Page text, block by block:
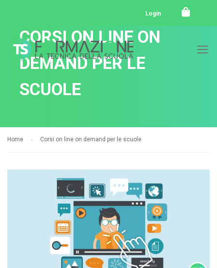
Login
CORSI ON LINE ON
DEMAND PER LE
SCUOLE
Home Corsi on line on demand per le scuole